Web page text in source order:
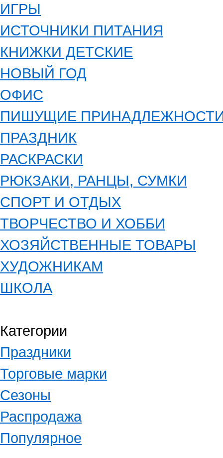
ИГРЫ
ИСТОЧНИКИ ПИТАНИЯ
КНИЖКИ ДЕТСКИЕ
НОВЫЙ ГОД
ОФИС
ПИШУЩИЕ
ПРАЗДНИК
РАСКРАСКИ
РЮКЗАКИ, РАНЦЫ, СУМКИ
СПОРТ И ОТДЫХ
ТВОРЧЕСТВО И ХОББИ
ХОЗЯЙСТВЕННЫЕ ТОВАРЫ
ХУДОЖНИКАМ
ШКОЛА
Категории
Праздники
Торговые марки
Сезоны
Распродажа
Популярное